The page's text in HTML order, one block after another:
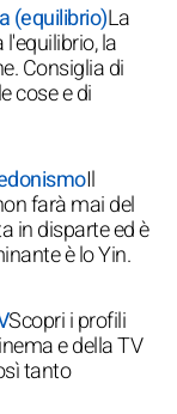
(equilibrio)La
la
Consiglia di
cose e di
Il
farà mai del
in disparte ed è
è lo Yin.
Scopri i profili
e della TV
tanto